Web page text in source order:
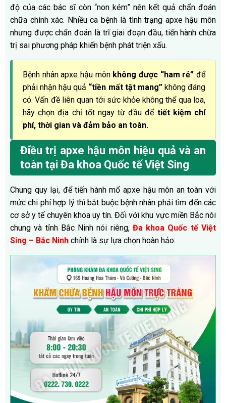
độ của các bác sĩ còn “non kém” nên kết quả chẩn đoán
chữa chính xác. Nhiều ca bệnh là tình trạng apxe hậu môn
nhưng được chẩn đoán là trĩ giai đoạn đầu, tiến hành chữa
trị sai phương pháp khiến bệnh phát triện xấu.
Bệnh nhân apxe hậu môn không được “ham rẻ” để
phải nhận hậu quả “tiền mất tật mang”không đáng
có. Vấn đề liên quan tới sức khỏe không thể qua loa,
hãy chọn địa chỉ tốt ngay từ đầu để tiết kiệm chí
phí, thời gian và đảm bảo an toàn.
Điều trị apxe hậu môn hiệu quả và an
toàn tại Đa khoa Quốc tế Việt Sing
Chung quy lại, để tiến hành mổ apxe hậu môn an toàn với
mức chi phí hợp lý thì bắt buộc bệnh nhân phải tìm đến các
cơ sở y tế chuyên khoa uy tín. Đối với khu vực miền Bắc nói
chung và tỉnh Bắc Ninh nói riêng, Đa khoa Quốc tế Việt
Sing – Bắc Ninh chính là sự lựa chọn hoàn hảo: